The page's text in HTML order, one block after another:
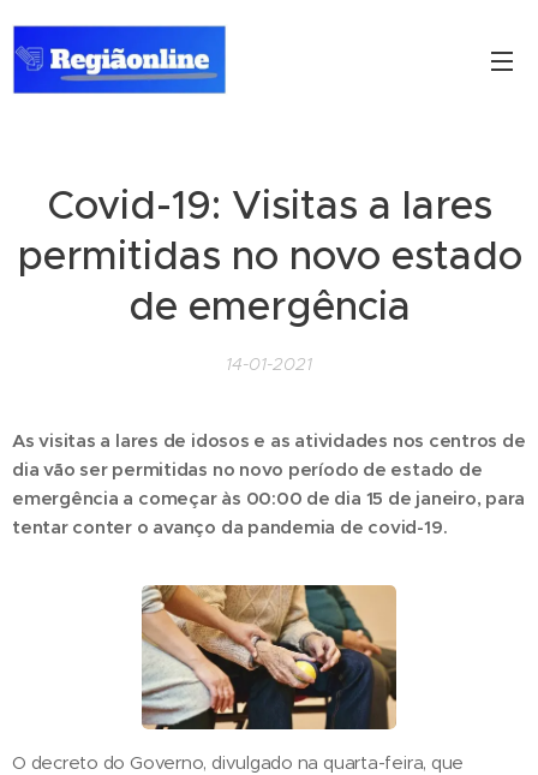
Covid-19: Visitas a lares
permitidas no novo estado
de emergência
14-01-2021
As visitas a lares de idosos e as atividades nos centros de
dia vão ser permitidas no novo período de estado de
emergência a começar às 00:00 de dia 15 de janeiro, para
tentar conter o avanço da pandemia de covid-19.
O decreto do Governo, divulgado na quarta-feira, que